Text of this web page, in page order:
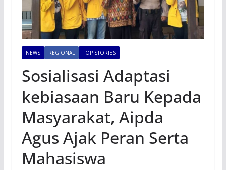
NEWS REGIONAL TOP STORIES
Sosialisasi Adaptasi
kebiasaan Baru Kepada
Masyarakat, Aipda
Agus Ajak Peran Serta
Mahasiswa